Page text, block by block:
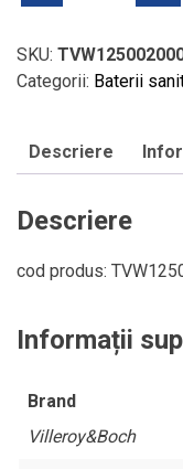
lavoar
V&B
SQUARE,
ventil
push
to
Brushed
Matt
SKU:
Categorii: Baterii
Descriere
Descriere
cod produs:
Informații
Brand
Villeroy&Boch